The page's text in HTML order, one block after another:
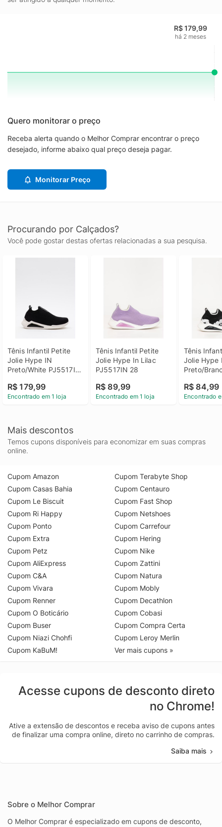
R$ 179,99
há 2 meses
Quero monitorar o preço
Receba alerta quando o Melhor Comprar encontrar o preço
desejado, informe abaixo qual preço deseja pagar.
Monitorar Preço
Procurando por Calçados?
Você pode gostar destas ofertas relacionadas a sua pesquisa.
Tênis Infantil Petite
Jolie Hype IN
Preto/White PJ5517IN
R$ 179,99
Encontrado em 1 loja
Tênis Infantil Petite
Jolie Hype In Lilac
PJ5517IN 28
R$ 89,99
Encontrado em 1 loja
Tênis
Jolie Hype
Preto/
R$ 84,99
Encontrado
Mais descontos
Temos cupons disponíveis para economizar em suas compras
online.
Cupom Amazon
Cupom Casas Bahia
Cupom Le Biscuit
Cupom Ri Happy
Cupom Ponto
Cupom Extra
Cupom Petz
Cupom AliExpress
Cupom C&A
Cupom Vivara
Cupom Renner
Cupom O Boticário
Cupom Buser
Cupom Niazi Chohfi
Cupom KaBuM!
Cupom Terabyte Shop
Cupom Centauro
Cupom Fast Shop
Cupom Netshoes
Cupom Carrefour
Cupom Hering
Cupom Nike
Cupom Zattini
Cupom Natura
Cupom Mobly
Cupom Decathlon
Cupom Cobasi
Cupom Compra Certa
Cupom Leroy Merlin
Ver mais cupons »
Acesse cupons de desconto direto
no Chrome!
Ative a extensão de descontos e receba aviso de cupons antes
de finalizar uma compra online, direto no carrinho de compras.
Saiba mais
Sobre o Melhor Comprar
O Melhor Comprar é especializado em cupons de desconto,